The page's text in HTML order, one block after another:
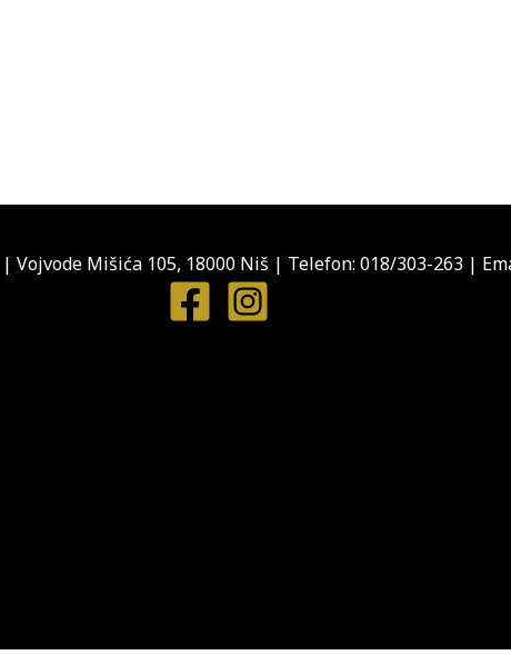
| Vojvode Mišića 105, 18000 Niš | Telefon: 018/303-263 |